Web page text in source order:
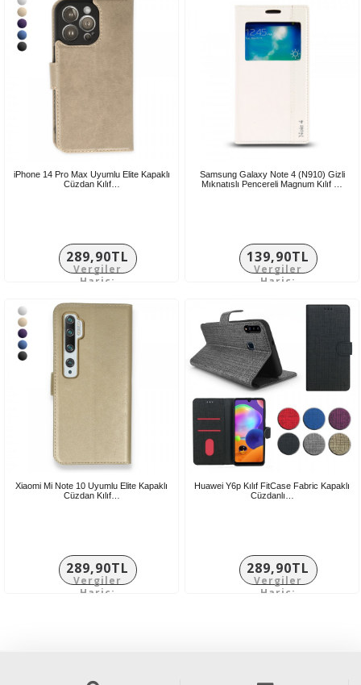
iPhone 14 Pro Max Uyumlu Elite Kapaklı
Cüzdan Kılıf…
289,90TL
Vergiler
Hariç:
Samsung Galaxy Note 4 (N910) Gizli
Mıknatıslı Pencereli Magnum Kılıf …
139,90TL
Vergiler
Hariç:
Xiaomi Mi Note 10 Uyumlu Elite Kapaklı
Cüzdan Kılıf…
289,90TL
Vergiler
Hariç:
Huawei Y6p Kılıf FitCase Fabric Kapaklı
Cüzdanlı…
289,90TL
Vergiler
Hariç: